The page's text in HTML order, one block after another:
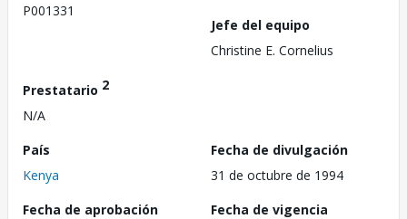
P001331
Jefe del equipo
Christine E. Cornelius
Prestatario 2
N/A
País
Kenya
Fecha de divulgación
31 de octubre de 1994
Fecha de aprobación
Fecha de vigencia